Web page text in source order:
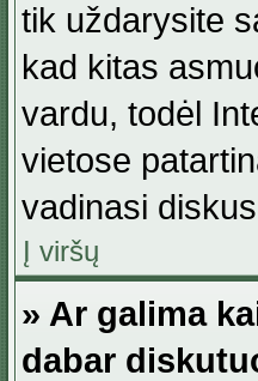
tik uždarysite
kad kitas
vardu, todėl
vietose
vadinasi
Į viršų
» Ar galima
dabar